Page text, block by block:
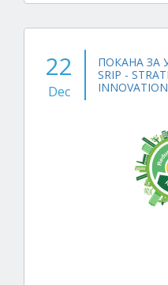
22
Dec
ПОКАНА ЗА
SRIP -